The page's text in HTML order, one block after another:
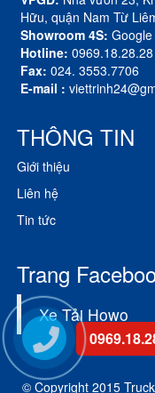
Hữu, quận Nam Từ
Showroom 4S:
Hotline: 0969.18.28.28
Fax: 024. 3553.7706
E-mail :
THÔNG TIN
Giới thiệu
Liên hệ
Tin tức
Trang
Xe Tải Howo
© Copyright 2015